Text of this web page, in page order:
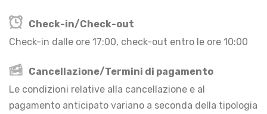
Check-in/Check-out
Check-in dalle ore 17:00, check-out entro le ore 10:00
Cancellazione/Termini di pagamento
Le condizioni relative alla cancellazione e al
pagamento anticipato variano a seconda della tipologia